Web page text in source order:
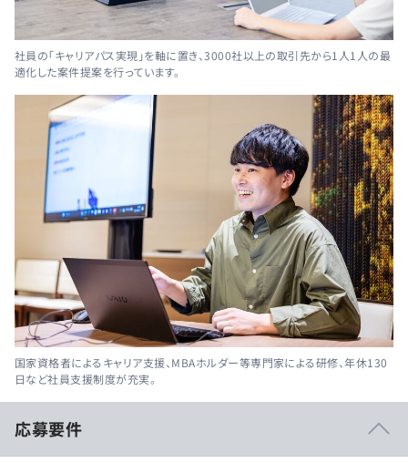
社員の「キャリアパス実現」を軸に置き、3000社以上の取引先から1人1人の最
適化した案件提案を行っています。
国家資格者によるキャリア支援、MBAホルダー等専門家による研修、年休130
日など社員支援制度が充実。
応募要件